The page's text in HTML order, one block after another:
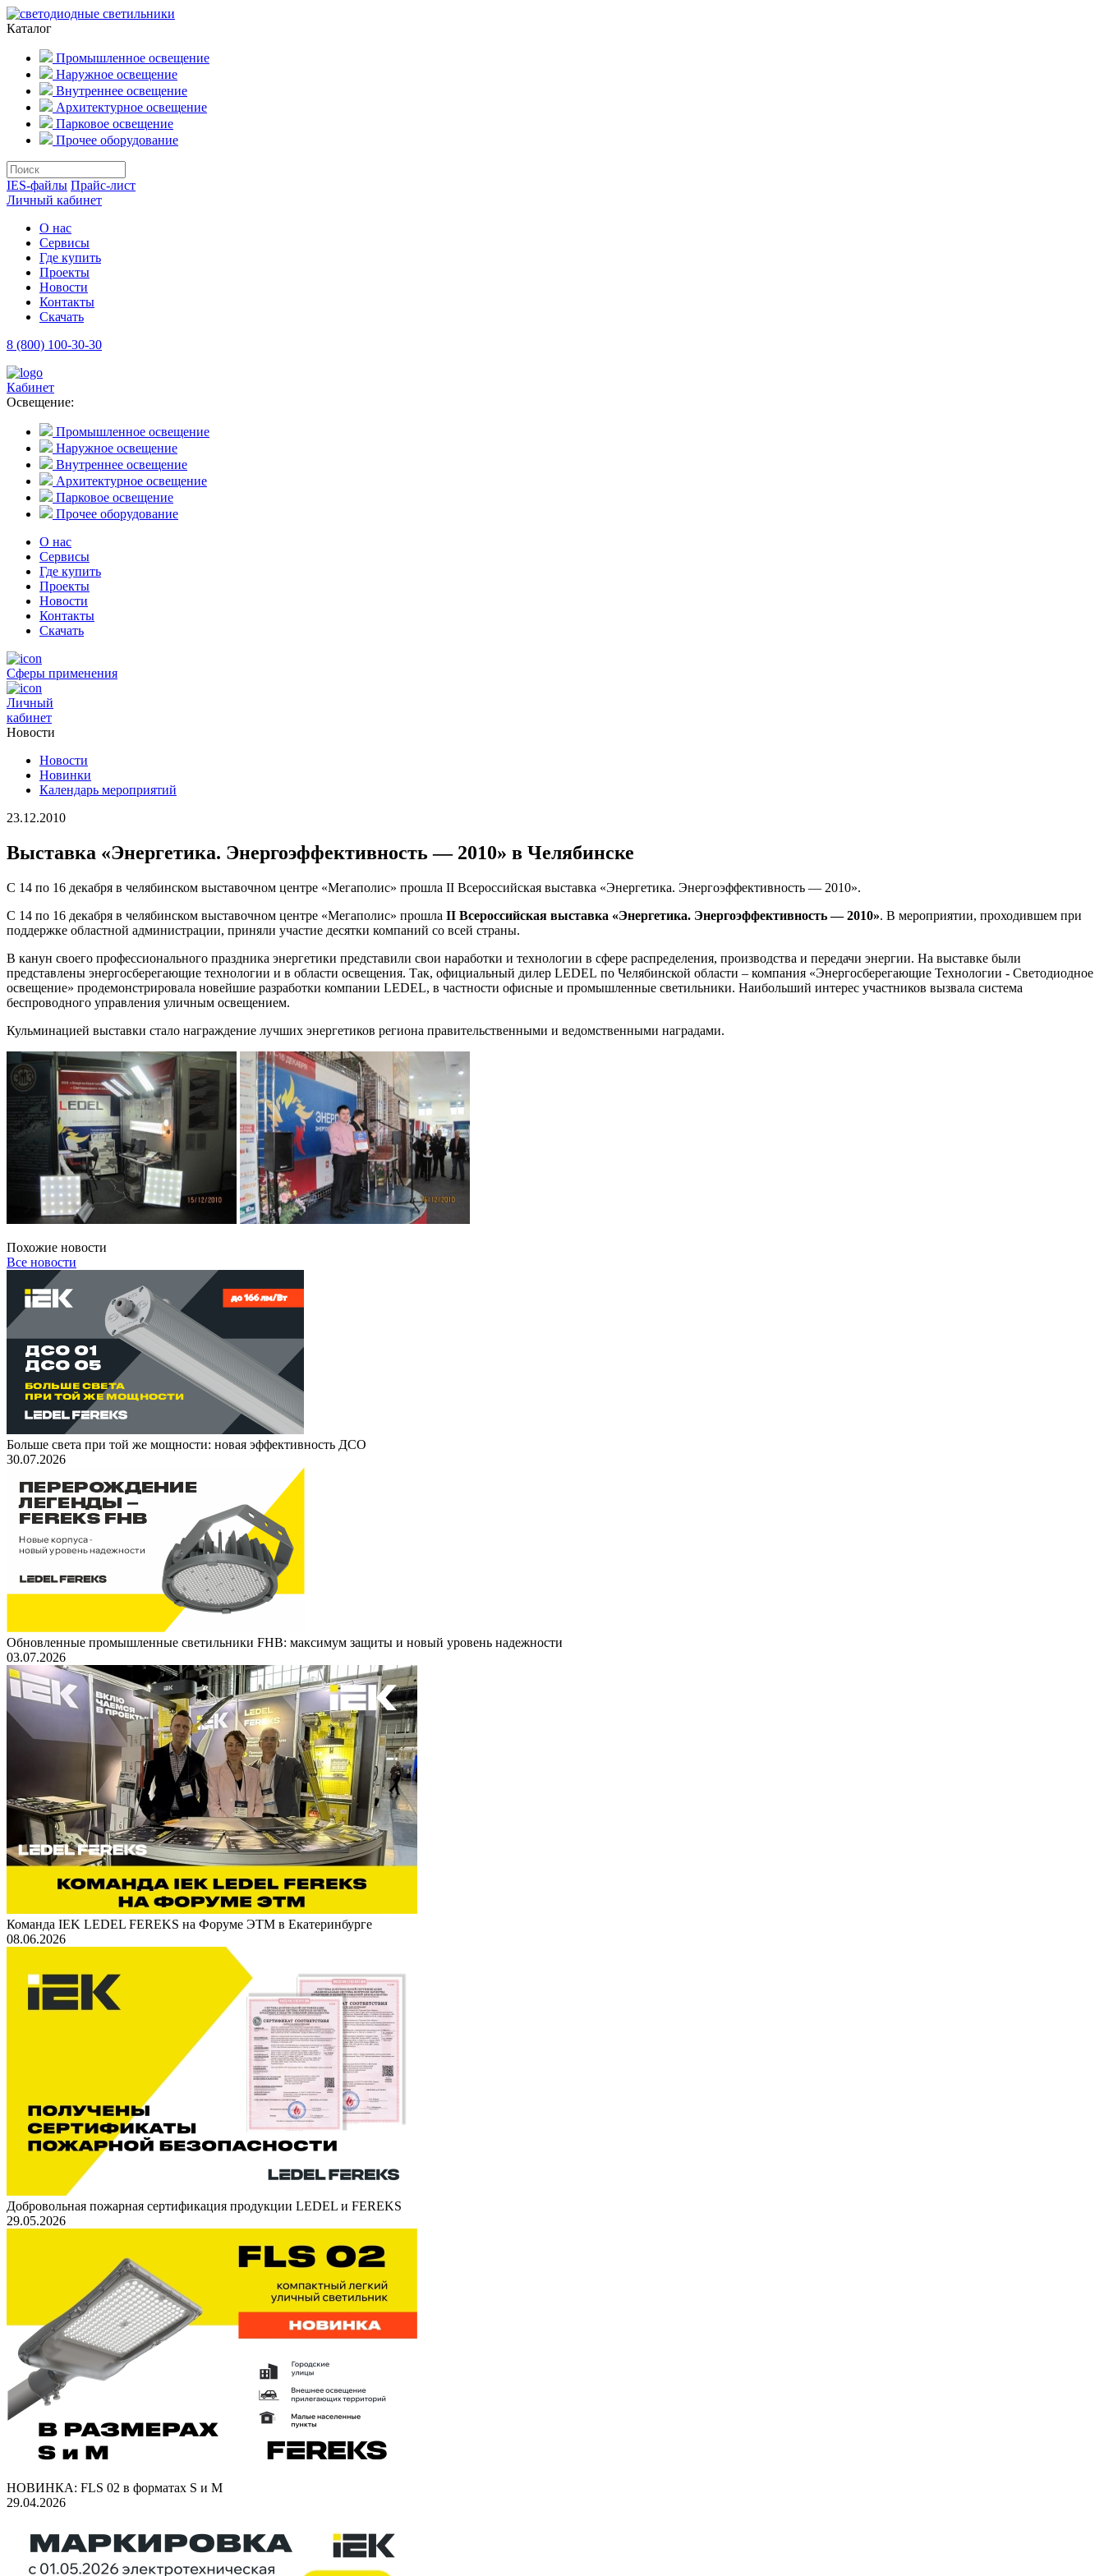
Каталог
Промышленное освещение
Наружное освещение
Внутреннее освещение
Архитектурное освещение
Парковое освещение
Прочее оборудование
IES-файлы Прайс-лист
Личный кабинет
О нас
Сервисы
Где купить
Проекты
Новости
Контакты
Скачать
8 (800) 100-30-30
Кабинет
Освещение:
Промышленное освещение
Наружное освещение
Внутреннее освещение
Архитектурное освещение
Парковое освещение
Прочее оборудование
О нас
Сервисы
Где купить
Проекты
Новости
Контакты
Скачать
Сферы применения
Личный
кабинет
Новости
Новости
Новинки
Календарь мероприятий
23.12.2010
Выставка «Энергетика. Энергоэффективность — 2010» в Челябинске
C 14 по 16 декабря в челябинском выставочном центре «Мегаполис» прошла II Всероссийская выставка «Энергетика. Энергоэффективность — 2010».
C 14 по 16 декабря в челябинском выставочном центре «Мегаполис» прошла II Всероссийская выставка «Энергетика. Энергоэффективность — 2010». В мероприятии, проходившем при
поддержке областной администрации, приняли участие десятки компаний со всей страны.
В канун своего профессионального праздника энергетики представили свои наработки и технологии в сфере распределения, производства и передачи энергии. На выставке были
представлены энергосберегающие технологии и в области освещения. Так, официальный дилер LEDEL по Челябинской области – компания «Энергосберегающие Технологии - Светодиодное
освещение» продемонстрировала новейшие разработки компании LEDEL, в частности офисные и промышленные светильники. Наибольший интерес участников вызвала система
беспроводного управления уличным освещением.
Кульминацией выставки стало награждение лучших энергетиков региона правительственными и ведомственными наградами.
Похожие новости
Все новости
Больше света при той же мощности: новая эффективность ДСО
30.07.2026
Обновленные промышленные светильники FHB: максимум защиты и новый уровень надежности
03.07.2026
Команда IEK LEDEL FEREKS на Форуме ЭТМ в Екатеринбурге
08.06.2026
Добровольная пожарная сертификация продукции LEDEL и FEREKS
29.05.2026
НОВИНКА: FLS 02 в форматах S и M
29.04.2026